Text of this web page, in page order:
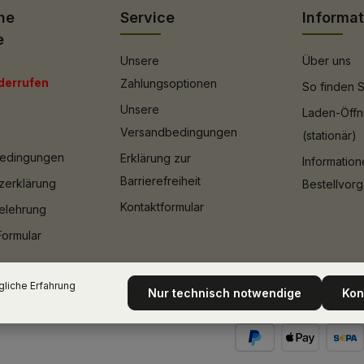
Service
Unsere
Zahlungsoptionen
Unsere
Versandbedingungen
Erklärung zur
Barrierefreiheit
Kontaktformular
Über uns
So finden
Laden-
(stationär)
Erfahrung
Nur technisch notwendige